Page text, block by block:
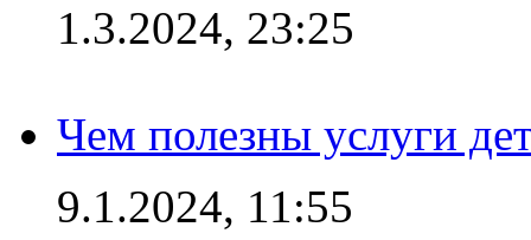
1.3.2024, 23:25
Чем полезны услуги
9.1.2024, 11:55